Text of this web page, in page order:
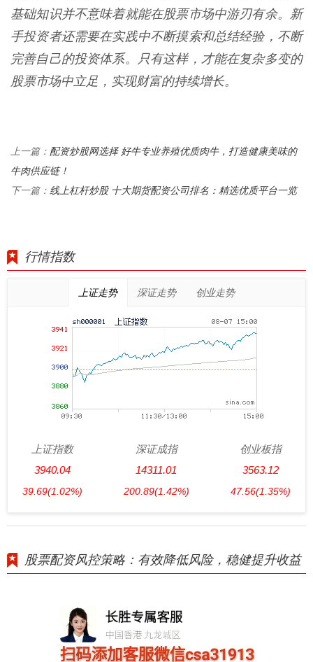
基础知识并不意味着就能在股票市场中游刃有余。新
手投资者还需要在实践中不断摸索和总结经验，不断
完善自己的投资体系。只有这样，才能在复杂多变的
股票市场中立足，实现财富的持续增长。
上一篇： 配资炒股网选择 好牛专业养殖优质肉牛，打造健康美味的
牛肉供应链！
下一篇： 线上杠杆炒股 十大期货配资公司排名：精选优质平台一览
行情指数
上证走势 深证走势 创业走势
上证指数
3940.04
39.69(1.02%)
深证成指
14311.01
200.89(1.42%)
创业板指
3563.12
47.56(1.35%)
股票配资风控策略：有效降低风险，稳健提升收益